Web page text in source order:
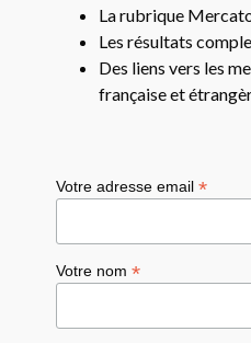
La rubrique
Les résultats
Des liens vers les
française et
Votre adresse email*
Votre nom*